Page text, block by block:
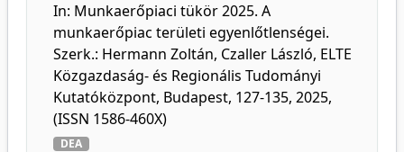
In: Munkaerőpiaci tükör 2025. A
munkaerőpiac területi egyenlőtlenségei.
Szerk.: Hermann Zoltán, Czaller László, ELTE
Közgazdaság- és Regionális Tudományi
Kutatóközpont, Budapest, 127-135, 2025,
(ISSN 1586-460X)
DEA